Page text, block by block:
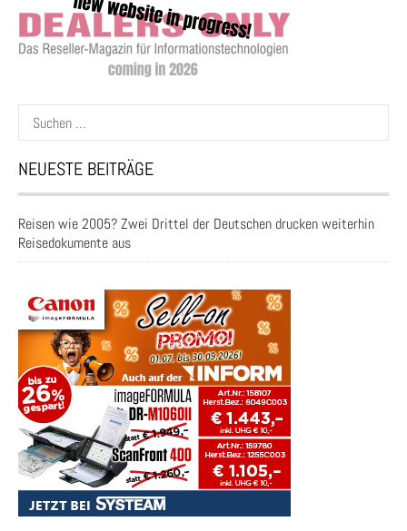
Suchen
nach:
NEUESTE BEITRÄGE
Reisen wie 2005? Zwei Drittel der Deutschen drucken weiterhin
Reisedokumente aus